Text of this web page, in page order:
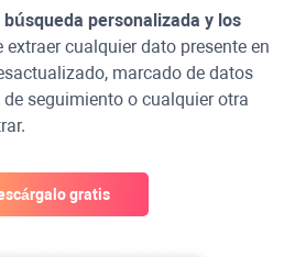
personalizada y los
extraer cualquier dato presente en
marcado de datos
seguimiento o cualquier otra
gratis